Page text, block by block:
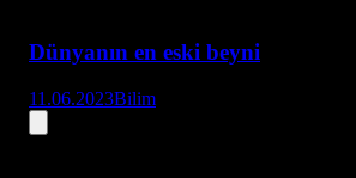
Dünyanın en eski beyni
11.06.2023Bilim